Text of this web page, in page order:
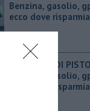
Benzina, gasolio,
ecco dove
PROVINCIA DI
Benzina, gasolio,
ecco dove